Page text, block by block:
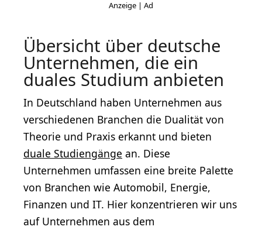
Übersicht über deutsche
Unternehmen, die ein
duales Studium anbieten
In Deutschland haben Unternehmen aus
verschiedenen Branchen die Dualität von
Theorie und Praxis erkannt und bieten
duale Studiengänge an. Diese
Unternehmen umfassen eine breite Palette
von Branchen wie Automobil, Energie,
Finanzen und IT. Hier konzentrieren wir uns
auf Unternehmen aus dem